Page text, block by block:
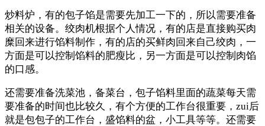
炒料炉，有的包子馅是需要先加工一下的，所以需要准备
相关的设备。绞肉机根据个人情况，有的店是直接购买肉
糜回来进行馅料制作，有的店的买鲜肉回来自己绞肉，一
方面是可以控制馅料的肥瘦比，另一方面是可以控制肉馅
的口感。
还需要准备洗菜池，备菜台，包子馅料里面的蔬菜每天需
要准备的时间也比较久，有个方便的工作台很重要，zui后
就是包包子的工作台，盛馅料的盆，小工具等等。还需要